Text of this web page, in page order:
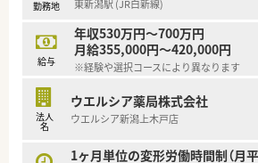
勤務地 東新潟駅 (JR白新線)
給与
年収530万円～700万円
月給355,000円～420,000円
※経験や選択コースにより異なります
法人
名
ウエルシア薬局株式会社
ウエルシア新潟上木戸店
1ヶ月単位の変形労働時間制（月